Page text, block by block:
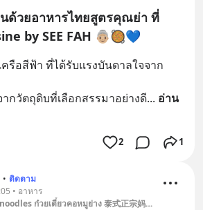
ด้วยอาหารไทยสูตรคุณย่า ที่
by SEE FAH 👵🏼🥘💙
รือสีฟ้า ที่ได้รับแรงบันดาลใจจาก
กวัตถุดิบที่เลือกสรรมาอย่างดี... อ่าน
2 1
• ติดตาม
• อาหาร
Mama Pook noodles ก๋วยเตี๋ยวคอหมูย่าง 泰式正宗妈妈面馆 - Park Silom